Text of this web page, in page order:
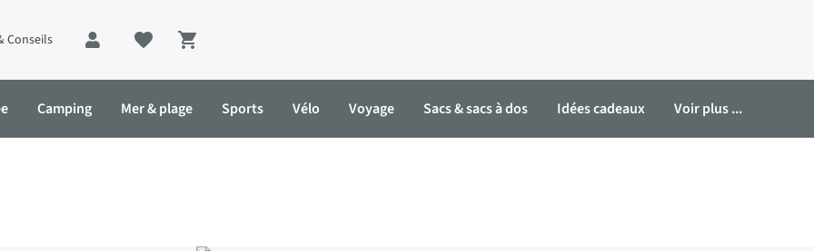
Conseils
Shopping cart
Camping Mer & plage Sports Vélo Voyage Sacs & sacs à dos Idées cadeaux Voir plus ...